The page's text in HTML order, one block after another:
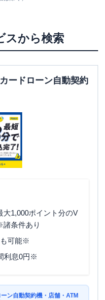
21:00
中泉町６３４-３
21:00
スから検索
ードローン自動契約
大1,000ポイント分のV
条件あり
も可能※
利息0円※
ン自動契約機・店舗・ATM